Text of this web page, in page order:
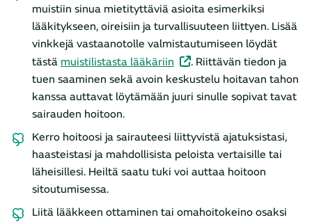
muistiin sinua mietityttäviä asioita esimerkiksi
lääkitykseen, oireisiin ja turvallisuuteen liittyen. Lisää
vinkkejä vastaanotolle valmistautumiseen löydät
tästä muistilistasta lääkäriin
. Riittävän tiedon ja
tuen saaminen sekä avoin keskustelu hoitavan tahon
kanssa auttavat löytämään juuri sinulle sopivat tavat
sairauden hoitoon.
Kerro hoitoosi ja sairauteesi liittyvistä ajatuksistasi,
haasteistasi ja mahdollisista peloista vertaisille tai
läheisillesi. Heiltä saatu tuki voi auttaa hoitoon
sitoutumisessa.
Liitä lääkkeen ottaminen tai omahoitokeino osaksi